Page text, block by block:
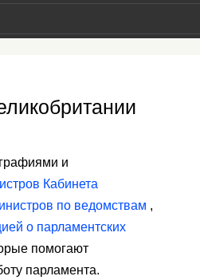
и
Кабинета
по ведомствам ,
о парламентских
помогают
парламента.